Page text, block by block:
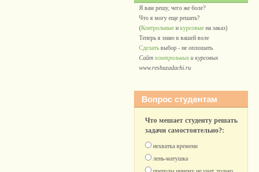
Я вам решу, чего же боле?
Что я могу еще решать?
(Контрольные икурсовые на заказ)
Теперь я знаю в вашей воле
Сделать выбор - не оплошать.
Сайтконтрольных и курсовых
www.reshuzadachi.ru
Вопрос студентам
Что мешает студенту решать
задачи самостоятельно?:
нехватка времени
лень-матушка